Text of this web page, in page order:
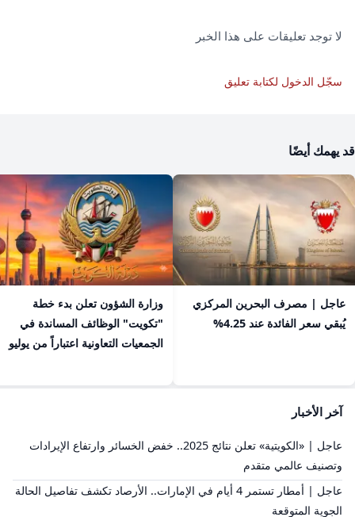
لا توجد تعليقات على هذا الخبر
سجّل الدخول لكتابة تعليق
قد يهمك أيضًا
عاجل | مصرف البحرين المركزي
يُبقي سعر الفائدة عند 4.25%
​وزارة الشؤون تعلن بدء خطة
"تكويت" الوظائف المساندة في
الجمعيات التعاونية اعتباراً من يوليو
آخر الأخبار
عاجل | «الكويتية» تعلن نتائج 2025.. خفض الخسائر وارتفاع الإيرادات
وتصنيف عالمي متقدم
عاجل | أمطار تستمر 4 أيام في الإمارات.. الأرصاد تكشف تفاصيل الحالة
الجوية المتوقعة